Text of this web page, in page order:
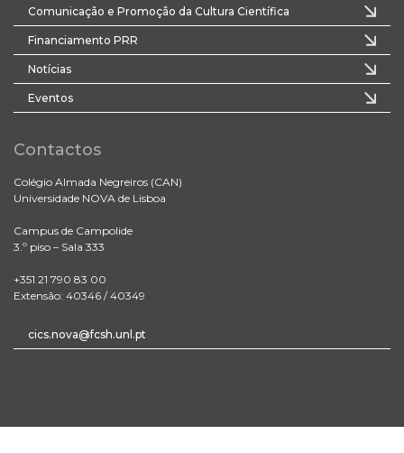
Comunicação e Promoção da Cultura Científica
Financiamento PRR
Notícias
Eventos
Contactos
Colégio Almada Negreiros (CAN)
Universidade NOVA de Lisboa
Campus de Campolide
3.º piso – Sala 333
+351 21 790 83 00
Extensão: 40346 / 40349
cics.nova@fcsh.unl.pt